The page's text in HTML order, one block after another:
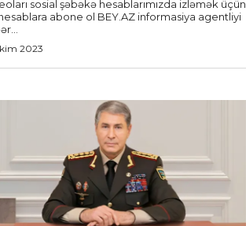
sosial şəbəkə hesablarımızda izləmək üçün
abone ol BEY.AZ informasiya agentliyi
2023